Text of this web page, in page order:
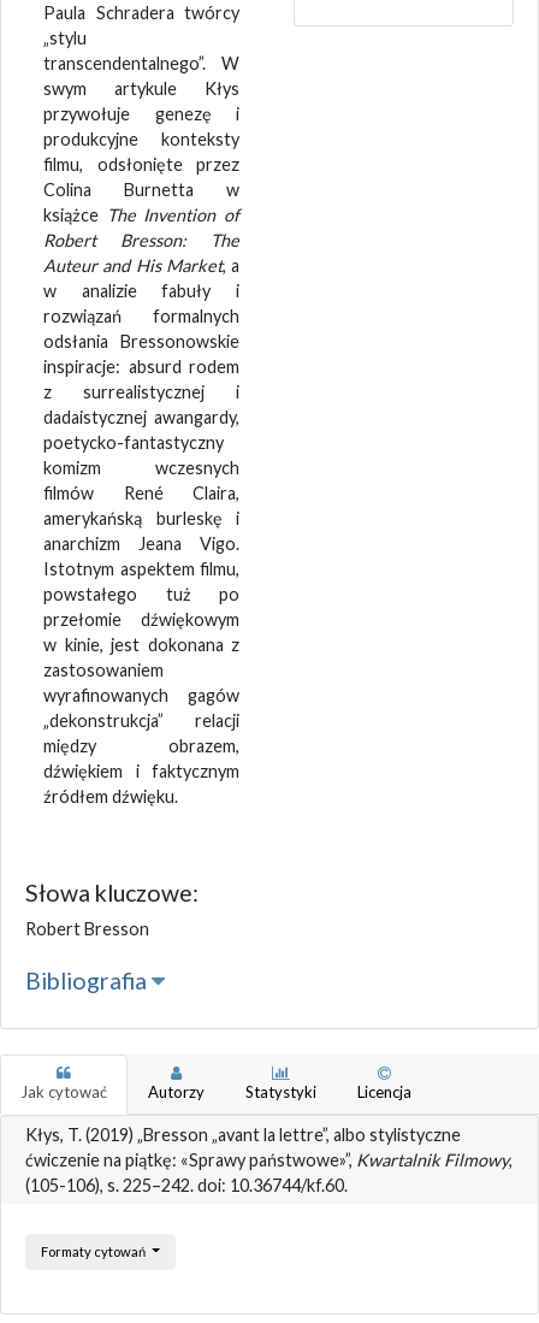
Paula Schradera twórcy
„stylu
transcendentalnego”. W
swym artykule Kłys
przywołuje genezę i
produkcyjne konteksty
filmu, odsłonięte przez
Colina Burnetta w
książce The Invention of
Robert Bresson: The
Auteur and His Market, a
w analizie fabuły i
rozwiązań formalnych
odsłania Bressonowskie
inspiracje: absurd rodem
z surrealistycznej i
dadaistycznej awangardy,
poetycko-fantastyczny
komizm wczesnych
filmów René Claira,
amerykańską burleskę i
anarchizm Jeana Vigo.
Istotnym aspektem filmu,
powstałego tuż po
przełomie dźwiękowym
w kinie, jest dokonana z
zastosowaniem
wyrafinowanych gagów
„dekonstrukcja” relacji
między obrazem,
dźwiękiem i faktycznym
źródłem dźwięku.
Słowa kluczowe:
Robert Bresson
Bibliografia
Jak cytować Autorzy Statystyki Licencja
Kłys, T. (2019) „Bresson „avant la lettre”, albo stylistyczne
ćwiczenie na piątkę: «Sprawy państwowe»”, Kwartalnik Filmowy,
(105-106), s. 225–242. doi: 10.36744/kf.60.
Formaty cytowań